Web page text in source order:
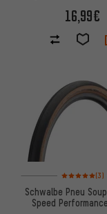
16,99€
Note (3)
Schwalbe Pneu
Speed